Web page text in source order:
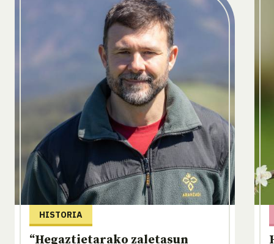
HISTORIA
“Hegaztietarako zaletasun